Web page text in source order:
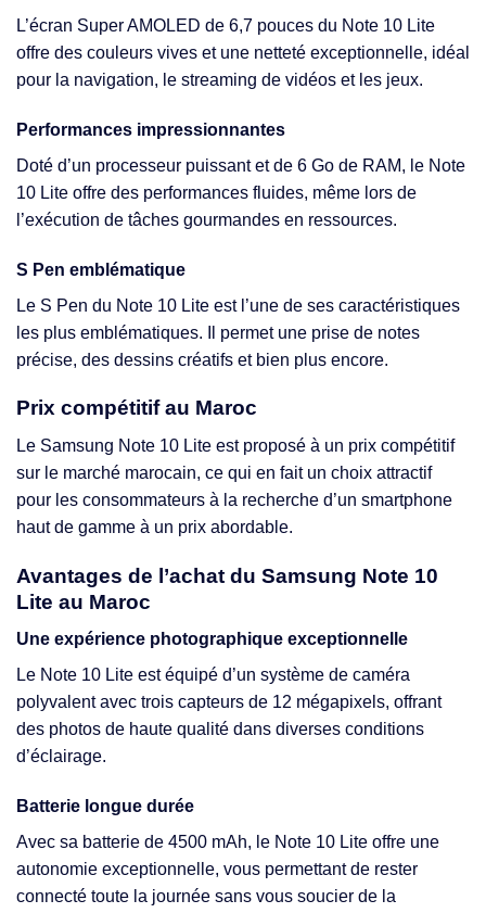
L’écran Super AMOLED de 6,7 pouces du Note 10 Lite
offre des couleurs vives et une netteté exceptionnelle, idéal
pour la navigation, le streaming de vidéos et les jeux.
Performances impressionnantes
Doté d’un processeur puissant et de 6 Go de RAM, le Note
10 Lite offre des performances fluides, même lors de
l’exécution de tâches gourmandes en ressources.
S Pen emblématique
Le S Pen du Note 10 Lite est l’une de ses caractéristiques
les plus emblématiques. Il permet une prise de notes
précise, des dessins créatifs et bien plus encore.
Prix compétitif au Maroc
Le Samsung Note 10 Lite est proposé à un prix compétitif
sur le marché marocain, ce qui en fait un choix attractif
pour les consommateurs à la recherche d’un smartphone
haut de gamme à un prix abordable.
Avantages de l’achat du Samsung Note 10
Lite au Maroc
Une expérience photographique exceptionnelle
Le Note 10 Lite est équipé d’un système de caméra
polyvalent avec trois capteurs de 12 mégapixels, offrant
des photos de haute qualité dans diverses conditions
d’éclairage.
Batterie longue durée
Avec sa batterie de 4500 mAh, le Note 10 Lite offre une
autonomie exceptionnelle, vous permettant de rester
connecté toute la journée sans vous soucier de la